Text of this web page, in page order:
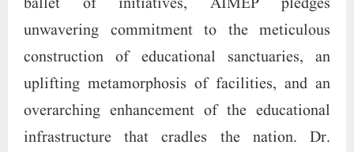
unwavering commitment to the meticulous
construction of educational sanctuaries, an
uplifting metamorphosis of facilities, and an
overarching enhancement of the educational
infrastructure that cradles the nation. Dr.